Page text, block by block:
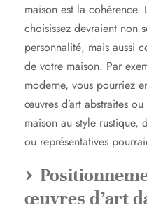
maison est la cohérence.
choisissez devraient non
personnalité, mais aussi
de votre maison. Par
moderne, vous pourriez
œuvres d’art abstraites
maison au style rustique,
ou représentatives
œuvres d’art